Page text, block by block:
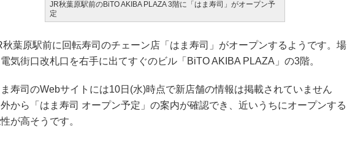
JR秋葉原駅前のBiTO AKIBA PLAZA 3階に「はま寿司」がオープン予
定
葉原駅前に回転寿司のチェーン店「はま寿司」がオープンするようです。場
気街口改札口を右手に出てすぐのビル「BiTO AKIBA PLAZA」の3階。
寿司のWebサイトには10日(水)時点で新店舗の情報は掲載されていません
から「はま寿司 オープン予定」の案内が確認でき、近いうちにオープンする
が高そうです。